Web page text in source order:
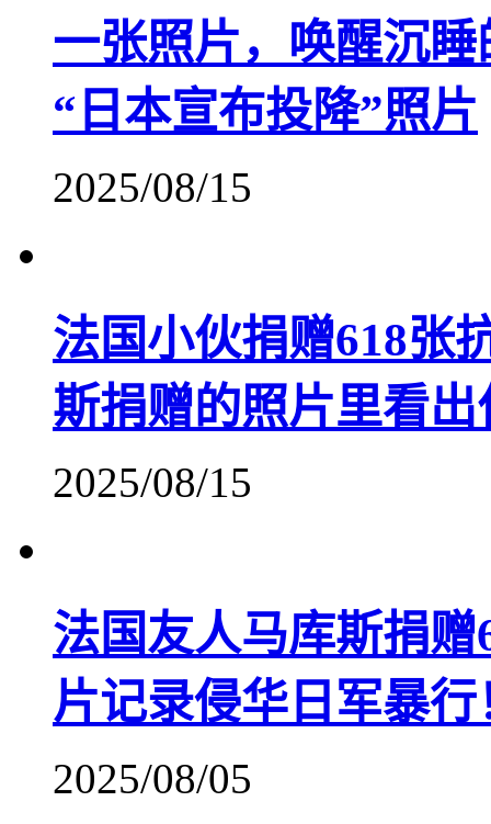
一张照片，唤醒沉
“日本宣布投降”照片
2025/08/15
法国小伙捐赠618张
斯捐赠的照片里看出
2025/08/15
法国友人马库斯捐
片记录侵华日军暴行
2025/08/05